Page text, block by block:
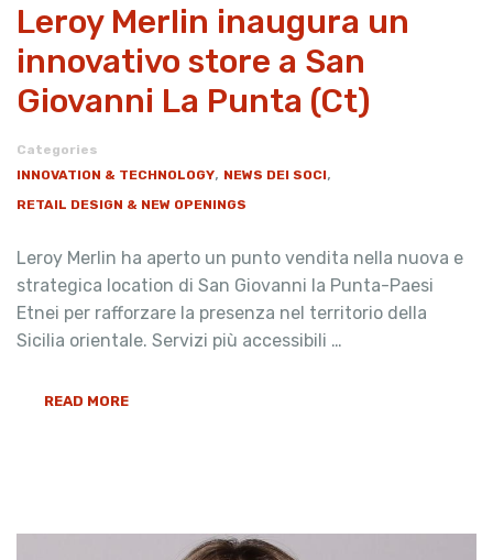
Leroy Merlin inaugura un
innovativo store a San
Giovanni La Punta (Ct)
Categories
INNOVATION & TECHNOLOGY, NEWS DEI SOCI,
RETAIL DESIGN & NEW OPENINGS
Leroy Merlin ha aperto un punto vendita nella nuova e
strategica location di San Giovanni la Punta-Paesi
Etnei per rafforzare la presenza nel territorio della
Sicilia orientale. Servizi più accessibili …
READ MORE